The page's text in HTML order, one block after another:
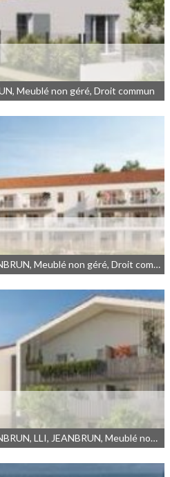
Meublé non géré, Droit commun
Résidence Principale, LLI, JEANBRUN, Meublé non géré, Droit commun, LLI_JEANBRUN
Résidence Principale, LLI_JEANBRUN, LLI, JEANBRUN, Meublé non géré, Droit commun